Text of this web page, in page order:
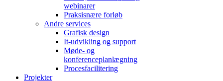
webinarer
Praksisnære forløb
Andre services
Grafisk design
It-udvikling og support
Møde- og
konferenceplanlægning
Procesfacilitering
Projekter